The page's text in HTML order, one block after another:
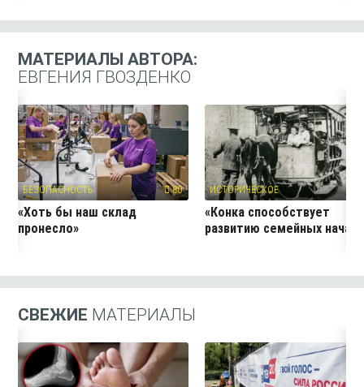
МАТЕРИАЛЫ АВТОРА:
ЕВГЕНИЯ ГВОЗДЕНКО
БЕЗОПАСНОСТЬ 80
«Хоть бы наш склад
пронесло»
ИСТОРИЧЕСКОЕ
«Конка способствует
развитию семейных начал»
СВЕЖИЕ МАТЕРИАЛЫ